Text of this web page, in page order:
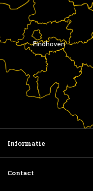
Eindhoven
Informatie
Contact